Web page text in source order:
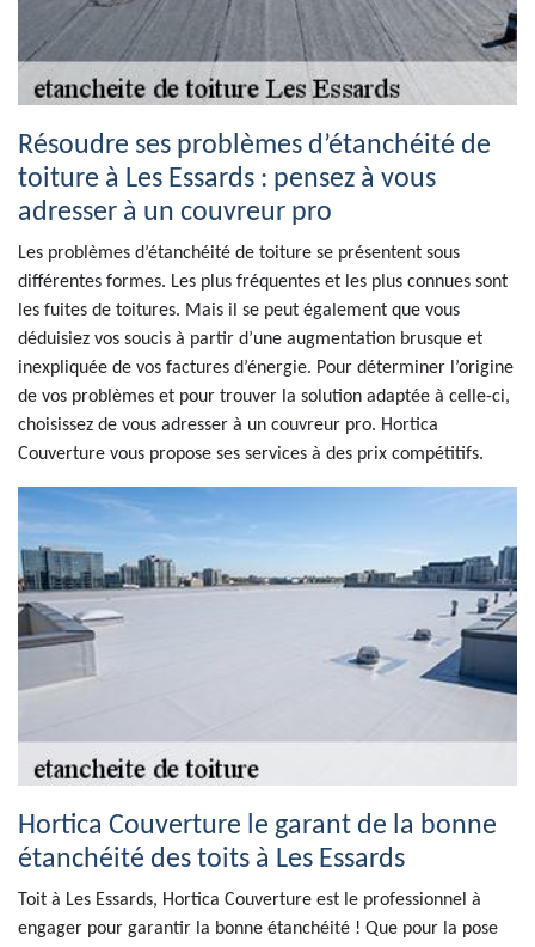
Résoudre ses problèmes d’étanchéité de
toiture à Les Essards : pensez à vous
adresser à un couvreur pro
Les problèmes d’étanchéité de toiture se présentent sous
différentes formes. Les plus fréquentes et les plus connues sont
les fuites de toitures. Mais il se peut également que vous
déduisiez vos soucis à partir d’une augmentation brusque et
inexpliquée de vos factures d’énergie. Pour déterminer l’origine
de vos problèmes et pour trouver la solution adaptée à celle-ci,
choisissez de vous adresser à un couvreur pro. Hortica
Couverture vous propose ses services à des prix compétitifs.
Hortica Couverture le garant de la bonne
étanchéité des toits à Les Essards
Toit à Les Essards, Hortica Couverture est le professionnel à
engager pour garantir la bonne étanchéité ! Que pour la pose